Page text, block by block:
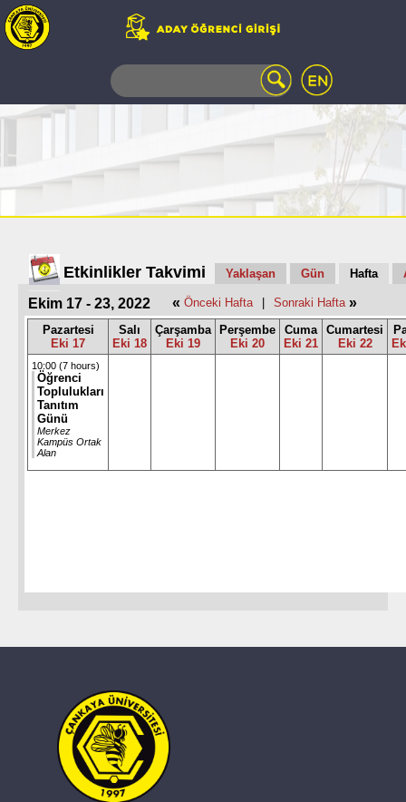
TELEFON
AÇILAN
UZAKTAN
EĞİTİM
KAMPÜSTE
YAŞAM
KÜTÜPHANE
PORTALI
ULAŞIM
Etkinlikler Takvimi Yaklaşan Gün Hafta
Ekim 17 - 23, 2022 « Önceki Hafta | Sonraki Hafta »
Pazartesi
Eki 17
Salı
Eki 18
Çarşamba
Eki 19
Perşembe
Eki 20
Cuma
Eki 21
Cumartesi
Eki 22
10:00 (7 hours)
Öğrenci
Toplulukları
Tanıtım
Günü
Merkez
Kampüs Ortak
Alan